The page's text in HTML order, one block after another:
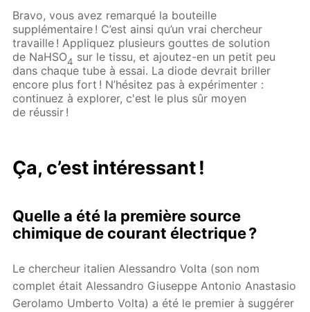
Bravo, vous avez remarqué la bouteille
supplémentaire ! C’est ainsi qu’un vrai chercheur
travaille ! Appliquez plusieurs gouttes de solution
de NaHSO4 sur le tissu, et ajoutez-en un petit peu
dans chaque tube à essai. La diode devrait briller
encore plus fort ! N’hésitez pas à expérimenter :
continuez à explorer, c'est le plus sûr moyen
de réussir !
Ça, c’est intéressant !
Quelle a été la première source
chimique de courant électrique ?
Le chercheur italien Alessandro Volta (son nom
complet était Alessandro Giuseppe Antonio Anastasio
Gerolamo Umberto Volta) a été le premier à suggérer